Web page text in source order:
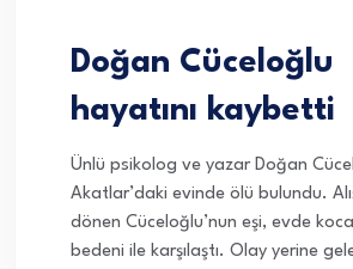
Doğan Cüceloğlu
hayatını kaybetti
Ünlü psikolog ve yazar Doğan
Akatlar’daki evinde ölü bulundu.
dönen Cüceloğlu’nun eşi, evde
bedeni ile karşılaştı. Olay yerine